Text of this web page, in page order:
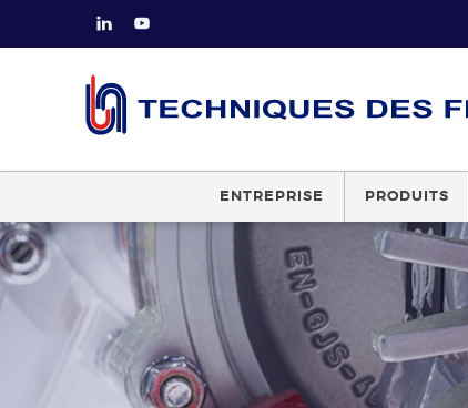
ENTREPRISE PRODUITS